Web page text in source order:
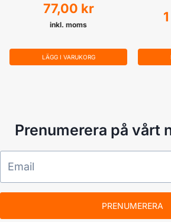
77,00 kr
inkl. moms
LÄGG I VARUKORG
Prenumerera på vårt
PRENUMERERA